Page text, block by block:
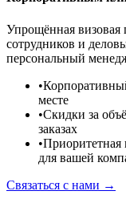
Упрощённая
сотрудников и
персональный
•
месте
•Скидки за
заказах
•Приоритетная
для вашей
Связаться с нами →